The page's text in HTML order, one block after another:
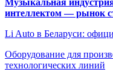
Музыкальная
интеллектом — рынок
Li Auto в Беларуси:
Оборудование для
технологических линий